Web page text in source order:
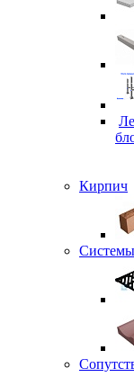
Кирпич